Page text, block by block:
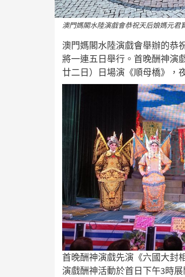
澳門媽閣水陸演戲會恭祝天后娘媽元君
澳門媽閣水陸演戲會舉辦的恭
將一連五日舉行。首晚酬神演
廿二日）日場演《順母橋》，
首晚酬神演戲先演《六國大封
演戲酬神活動於首日下午3時